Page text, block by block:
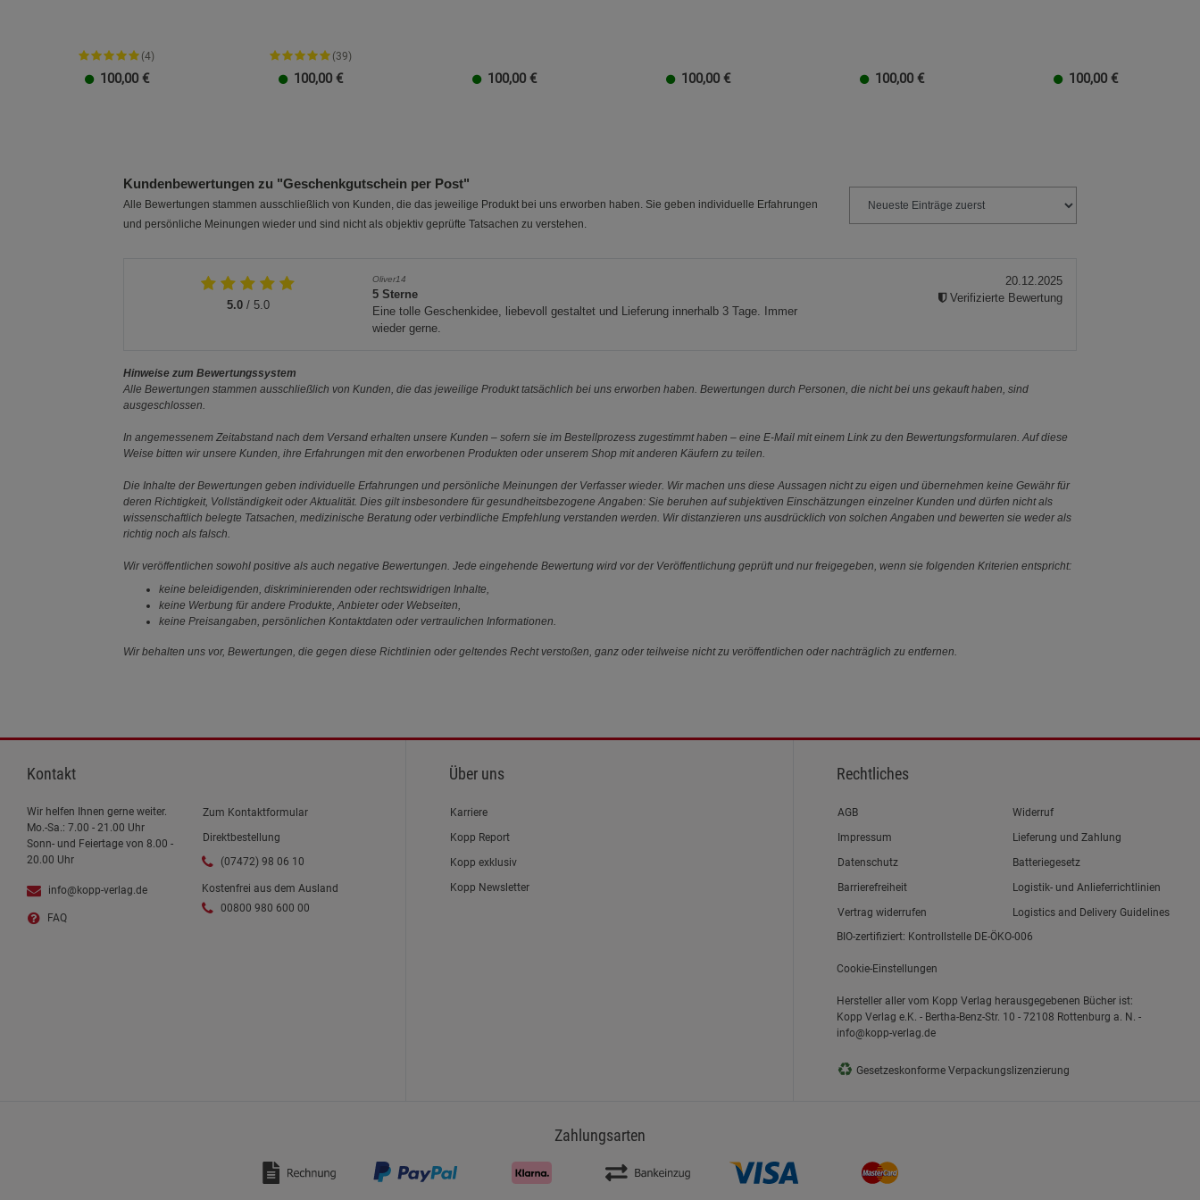
(4)
100,00 €
(39)
100,00 € 100,00 € 100,00 € 100,00 € 100,00 €
Kundenbewertungen zu "Geschenkgutschein per Post"
Alle Bewertungen stammen ausschließlich von Kunden, die das jeweilige Produkt bei uns erworben haben. Sie geben individuelle Erfahrungen
und persönliche Meinungen wieder und sind nicht als objektiv geprüfte Tatsachen zu verstehen.
5.0/ 5.0
Oliver14
5 Sterne
Eine tolle Geschenkidee, liebevoll gestaltet und Lieferung innerhalb 3 Tage. Immer
wieder gerne.
20.12.2025
Verifizierte Bewertung
Hinweise zum Bewertungssystem
Alle Bewertungen stammen ausschließlich von Kunden, die das jeweilige Produkt tatsächlich bei uns erworben haben. Bewertungen durch Personen, die nicht bei uns gekauft haben, sind
ausgeschlossen.
In angemessenem Zeitabstand nach dem Versand erhalten unsere Kunden – sofern sie im Bestellprozess zugestimmt haben – eine E-Mail mit einem Link zu den Bewertungsformularen. Auf diese
Weise bitten wir unsere Kunden, ihre Erfahrungen mit den erworbenen Produkten oder unserem Shop mit anderen Käufern zu teilen.
Die Inhalte der Bewertungen geben individuelle Erfahrungen und persönliche Meinungen der Verfasser wieder. Wir machen uns diese Aussagen nicht zu eigen und übernehmen keine Gewähr für
deren Richtigkeit, Vollständigkeit oder Aktualität. Dies gilt insbesondere für gesundheitsbezogene Angaben: Sie beruhen auf subjektiven Einschätzungen einzelner Kunden und dürfen nicht als
wissenschaftlich belegte Tatsachen, medizinische Beratung oder verbindliche Empfehlung verstanden werden. Wir distanzieren uns ausdrücklich von solchen Angaben und bewerten sie weder als
richtig noch als falsch.
Wir veröffentlichen sowohl positive als auch negative Bewertungen. Jede eingehende Bewertung wird vor der Veröffentlichung geprüft und nur freigegeben, wenn sie folgenden Kriterien entspricht:
keine beleidigenden, diskriminierenden oder rechtswidrigen Inhalte,
keine Werbung für andere Produkte, Anbieter oder Webseiten,
keine Preisangaben, persönlichen Kontaktdaten oder vertraulichen Informationen.
Wir behalten uns vor, Bewertungen, die gegen diese Richtlinien oder geltendes Recht verstoßen, ganz oder teilweise nicht zu veröffentlichen oder nachträglich zu entfernen.
Kontakt
Wir helfen Ihnen gerne weiter.
Mo.-Sa.: 7.00 - 21.00 Uhr
Sonn- und Feiertage von 8.00 -
20.00 Uhr
info@kopp-verlag.de
FAQ
Zum Kontaktformular
Direktbestellung
(07472) 98 06 10
Kostenfrei aus dem Ausland
00800 980 600 00
Über uns
Karriere
Kopp Report
Kopp exklusiv
Kopp Newsletter
Rechtliches
Link zum/zur
AGB
Link zum/zur
Impressum
Link zum/zur
Datenschutz
Link zum/zur
Barrierefreiheit
Vertrag widerrufen
Widerruf
Lieferung und Zahlung
Batteriegesetz
Logistik- und Anlieferrichtlinien
Logistics and Delivery Guidelines
BIO-zertifiziert: Kontrollstelle DE-ÖKO-006
Cookie-Einstellungen
Hersteller aller vom Kopp Verlag herausgegebenen Bücher ist:
Kopp Verlag e.K. - Bertha-Benz-Str. 10 - 72108 Rottenburg a. N. -
info@kopp-verlag.de
♻ Gesetzeskonforme Verpackungslizenzierung
Zahlungsarten